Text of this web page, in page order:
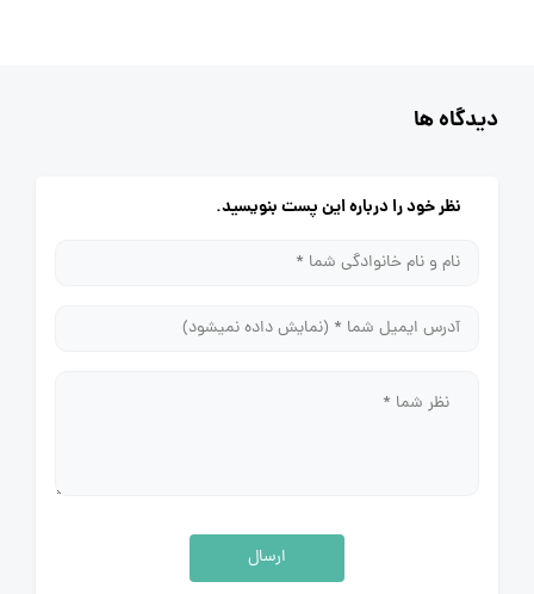
دیدگاه ها
نظر خود را درباره این پست بنویسید.
ارسال